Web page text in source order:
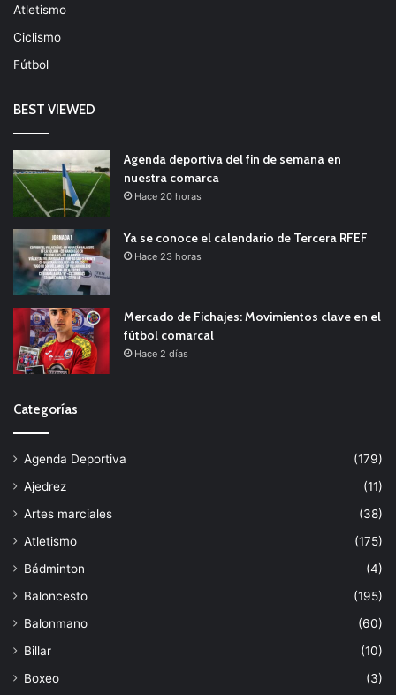
Atletismo
Ciclismo
Fútbol
BEST VIEWED
Agenda deportiva del fin de semana en
nuestra comarca
Hace 20 horas
Ya se conoce el calendario de Tercera RFEF
Hace 23 horas
Mercado de Fichajes: Movimientos clave en el
fútbol comarcal
Hace 2 días
Categorías
Agenda Deportiva
(179)
Ajedrez
(11)
Artes marciales
(38)
Atletismo
(175)
Bádminton
(4)
Baloncesto
(195)
Balonmano
(60)
Billar
(10)
Boxeo
(3)